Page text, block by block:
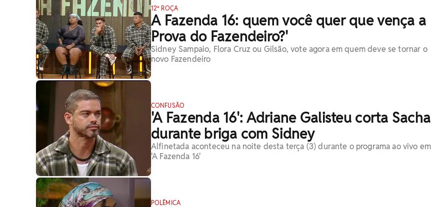
12ª ROÇA
A Fazenda 16: quem você quer que vença a
Prova do Fazendeiro?'
Sidney Sampaio, Flora Cruz ou Gilsão, vote agora em quem deve se tornar o
novo Fazendeiro
CONFUSÃO
'A Fazenda 16': Adriane Galisteu corta Sacha
durante briga com Sidney
Alfinetada aconteceu na noite desta terça (3) durante o programa ao vivo em
'A Fazenda 16'
POLÊMICA